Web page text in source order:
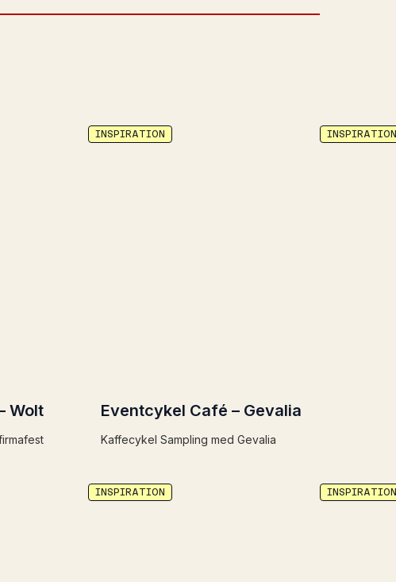
INSPIRATION
Wolt
INSPIRATION
Eventcykel Café – Gevalia
Kaffecykel Sampling med Gevalia
INSPIRATION INSPIRATION